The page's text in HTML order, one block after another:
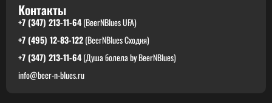
Контакты
+7 (347) 213-11-64(BeerNBlues UFA)
+7 (495) 12-83-122(BeerNBlues Сходня)
+7 (347) 213-11-64(Душа болела by BeerNBlues)
info@beer-n-blues.ru